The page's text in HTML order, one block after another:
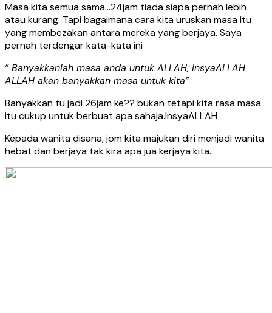
Masa kita semua sama…24jam tiada siapa pernah lebih
atau kurang. Tapi bagaimana cara kita uruskan masa itu
yang membezakan antara mereka yang berjaya. Saya
pernah terdengar kata-kata ini
” Banyakkanlah masa anda untuk ALLAH, insyaALLAH
ALLAH akan banyakkan masa untuk kita”
Banyakkan tu jadi 26jam ke?? bukan tetapi kita rasa masa
itu cukup untuk berbuat apa sahaja.InsyaALLAH
Kepada wanita disana, jom kita majukan diri menjadi wanita
hebat dan berjaya tak kira apa jua kerjaya kita..